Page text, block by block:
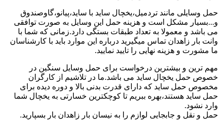
حمل وسایلی مانند تردمیل،یخچال ساید با ساید،پیانو،گاوصندوق
و...بسیار مشکل است و هزینه حمل این وسایل به صورت توافقی
می باشد و معمولا به تعداد طبقات بستگی دارد.زمانی که شما با
وانت بار زاهدان تماس میگیرید درباره این موارد باید با کارشناسان
ما مشورت و هزینه نهایی را تایید نمایید.
مهم ترین و بیشترین درخواست برای حمل وسایل سنگین در
خصوص حمل یخچال ساید می باشد.ما در تلاشیم از کارگران
مخصوص حمل ساید که دارای قدرت بدنی بالا و دوره دیده برای
حمل ساید هستند،بهره ببریم تا کوچکترین خسارتی به یخچال شما
وارد نشود.
حمل و نقل و جابجایی لوازم را به نیسان بار زاهدان بار بسپارید.